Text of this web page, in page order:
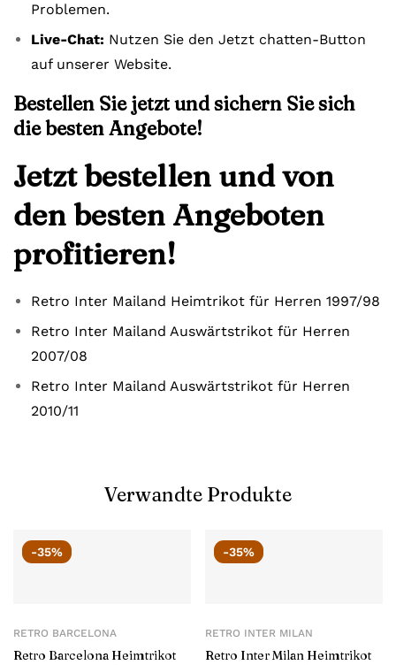
Problemen.
Live-Chat: Nutzen Sie den Jetzt chatten-Button
auf unserer Website.
Bestellen Sie jetzt und sichern Sie sich
die besten Angebote!
Jetzt bestellen und von
den besten Angeboten
profitieren!
Retro Inter Mailand Heimtrikot für Herren 1997/98
Retro Inter Mailand Auswärtstrikot für Herren
2007/08
Retro Inter Mailand Auswärtstrikot für Herren
2010/11
Verwandte Produkte
-35%
RETRO BARCELONA
Retro Barcelona Heimtrikot
-35%
RETRO INTER MILAN
Retro Inter Milan Heimtrikot